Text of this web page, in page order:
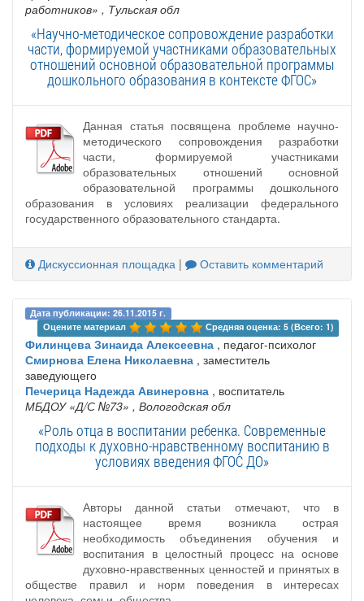
работников» , Тульская обл
«Научно-методическое сопровождение разработки
части, формируемой участниками образовательных
отношений основной образовательной программы
дошкольного образования в контексте ФГОС»
Данная статья посвящена проблеме научно-
методического сопровождения разработки
части, формируемой участниками
образовательных отношений основной
образовательной программы дошкольного
образования в условиях реализации федерального
государственного образовательного стандарта.
Дискуссионная площадка | Оставить комментарий
Дата публикации: 26.11.2015 г.
Оцените материал
Средняя оценка: 5 (Всего: 1)
Филинцева Зинаида Алексеевна , педагог-психолог
Смирнова Елена Николаевна , заместитель
заведующего
Печерица Надежда Авинеровна , воспитатель
МБДОУ «Д/С №73» , Вологодская обл
«Роль отца в воспитании ребенка. Современные
подходы к духовно-нравственному воспитанию в
условиях введения ФГОС ДО»
Авторы данной статьи отмечают, что в
настоящее время возникла острая
необходимость объединения обучения и
воспитания в целостный процесс на основе
духовно-нравственных ценностей и принятых в
обществе правил и норм поведения в интересах